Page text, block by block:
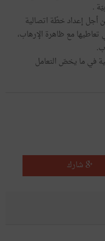
.
أجل إعداد خطّة اتصالية
مع ظاهرة الإرهاب،
في ما يخصّ التعامل
شارك